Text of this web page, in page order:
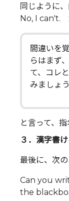
同じように
No, I can't.
間違いを
らはまず
て、コレ
みましょう
と言って、指
３．漢字書
最後に、次の
Can you
the